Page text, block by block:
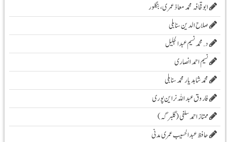
ابو قحافہ محمد معاذ عمری، بنگلور
صلاح الدین سنابلی
د. محمد نسیم عبد الجلیل
نسیم احمد انصاری
محمد شاہد یار محمد سنابلی
فاروق عبد اللہ نراین پوری
ممتاز احمد سلفی (گلبرگہ)
حافظ عبدالحسیب عمری مدنی